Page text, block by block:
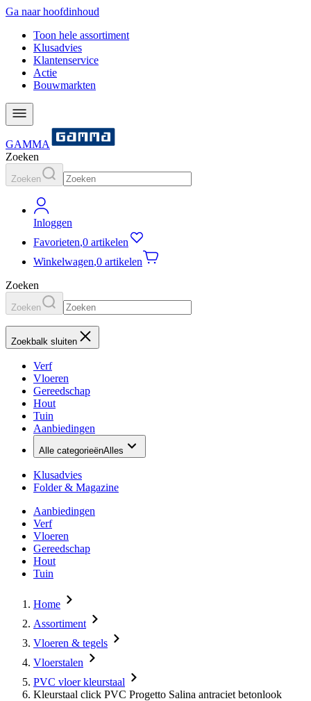
Ga naar hoofdinhoud
Toon hele assortiment
Klusadvies
Klantenservice
Actie
Bouwmarkten
GAMMA
Zoeken
Zoeken
Inloggen
Favorieten,0 artikelen
Winkelwagen,0 artikelen
Zoeken
Zoeken
Zoekbalk sluiten
Verf
Vloeren
Gereedschap
Hout
Tuin
Aanbiedingen
Alle categorieënAlles
Klusadvies
Folder & Magazine
Aanbiedingen
Verf
Vloeren
Gereedschap
Hout
Tuin
Home
Assortiment
Vloeren & tegels
Vloerstalen
PVC vloer kleurstaal
Kleurstaal click PVC Progetto Salina antraciet betonlook